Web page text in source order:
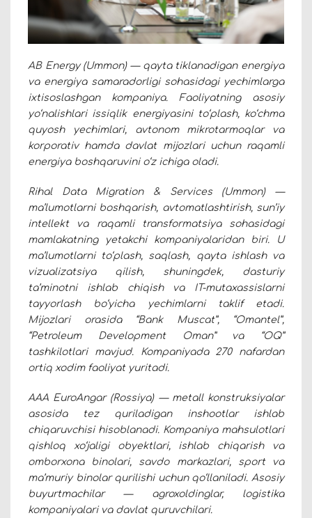
AB Energy (Ummon) — qayta tiklanadigan energiya
va energiya samaradorligi sohasidagi yechimlarga
ixtisoslashgan kompaniya. Faoliyatning asosiy
yo‘nalishlari issiqlik energiyasini to‘plash, ko‘chma
quyosh yechimlari, avtonom mikrotarmoqlar va
korporativ hamda davlat mijozlari uchun raqamli
energiya boshqaruvini o‘z ichiga oladi.
Rihal Data Migration & Services (Ummon) —
ma’lumotlarni boshqarish, avtomatlashtirish, sun’iy
intellekt va raqamli transformatsiya sohasidagi
mamlakatning yetakchi kompaniyalaridan biri. U
ma’lumotlarni to‘plash, saqlash, qayta ishlash va
vizualizatsiya qilish, shuningdek, dasturiy
ta’minotni ishlab chiqish va IT-mutaxassislarni
tayyorlash bo‘yicha yechimlarni taklif etadi.
Mijozlari orasida “Bank Muscat”, “Omantel”,
“Petroleum Development Oman” va “OQ”
tashkilotlari mavjud. Kompaniyada 270 nafardan
ortiq xodim faoliyat yuritadi.
AAA EuroAngar (Rossiya) — metall konstruksiyalar
asosida tez quriladigan inshootlar ishlab
chiqaruvchisi hisoblanadi. Kompaniya mahsulotlari
qishloq xo‘jaligi obyektlari, ishlab chiqarish va
omborxona binolari, savdo markazlari, sport va
ma’muriy binolar qurilishi uchun qo‘llaniladi. Asosiy
buyurtmachilar — agroxoldinglar, logistika
kompaniyalari va davlat quruvchilari.